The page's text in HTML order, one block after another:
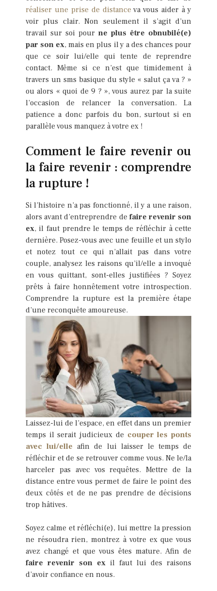
réaliser une prise de distance va vous aider à y
voir plus clair. Non seulement il s’agit d’un
travail sur soi pourne plus être obnubilé(e)
par son ex, mais en plus il y a des chances pour
que ce soir lui/elle qui tente de reprendre
contact. Même si ce n’est que timidement à
travers un sms basique du style « salut ça va ? »
ou alors « quoi de 9 ? », vous aurez par la suite
l’occasion de relancer la conversation. La
patience a donc parfois du bon, surtout si en
parallèle vous manquez à votre ex !
Comment le faire revenir ou
la faire revenir : comprendre
la rupture !
Si l’histoire n’a pas fonctionné, il y a une raison,
alors avant d’entreprendre de faire revenir son
ex, il faut prendre le temps de réfléchir à cette
dernière. Posez-vous avec une feuille et un stylo
et notez tout ce qui n’allait pas dans votre
couple, analysez les raisons qu’il/elle a invoqué
en vous quittant, sont-elles justifiées ? Soyez
prêts à faire honnêtement votre introspection.
Comprendre la rupture est la première étape
d’une reconquête amoureuse.
Laissez-lui de l’espace, en effet dans un premier
temps il serait judicieux de couper les ponts
avec lui/elle afin de lui laisser le temps de
réfléchir et de se retrouver comme vous. Ne le/la
harceler pas avec vos requêtes. Mettre de la
distance entre vous permet de faire le point des
deux côtés et de ne pas prendre de décisions
trop hâtives.
Soyez calme et réfléchi(e), lui mettre la pression
ne résoudra rien, montrez à votre ex que vous
avez changé et que vous êtes mature. Afin de
faire revenir son ex il faut lui des raisons
d’avoir confiance en nous.